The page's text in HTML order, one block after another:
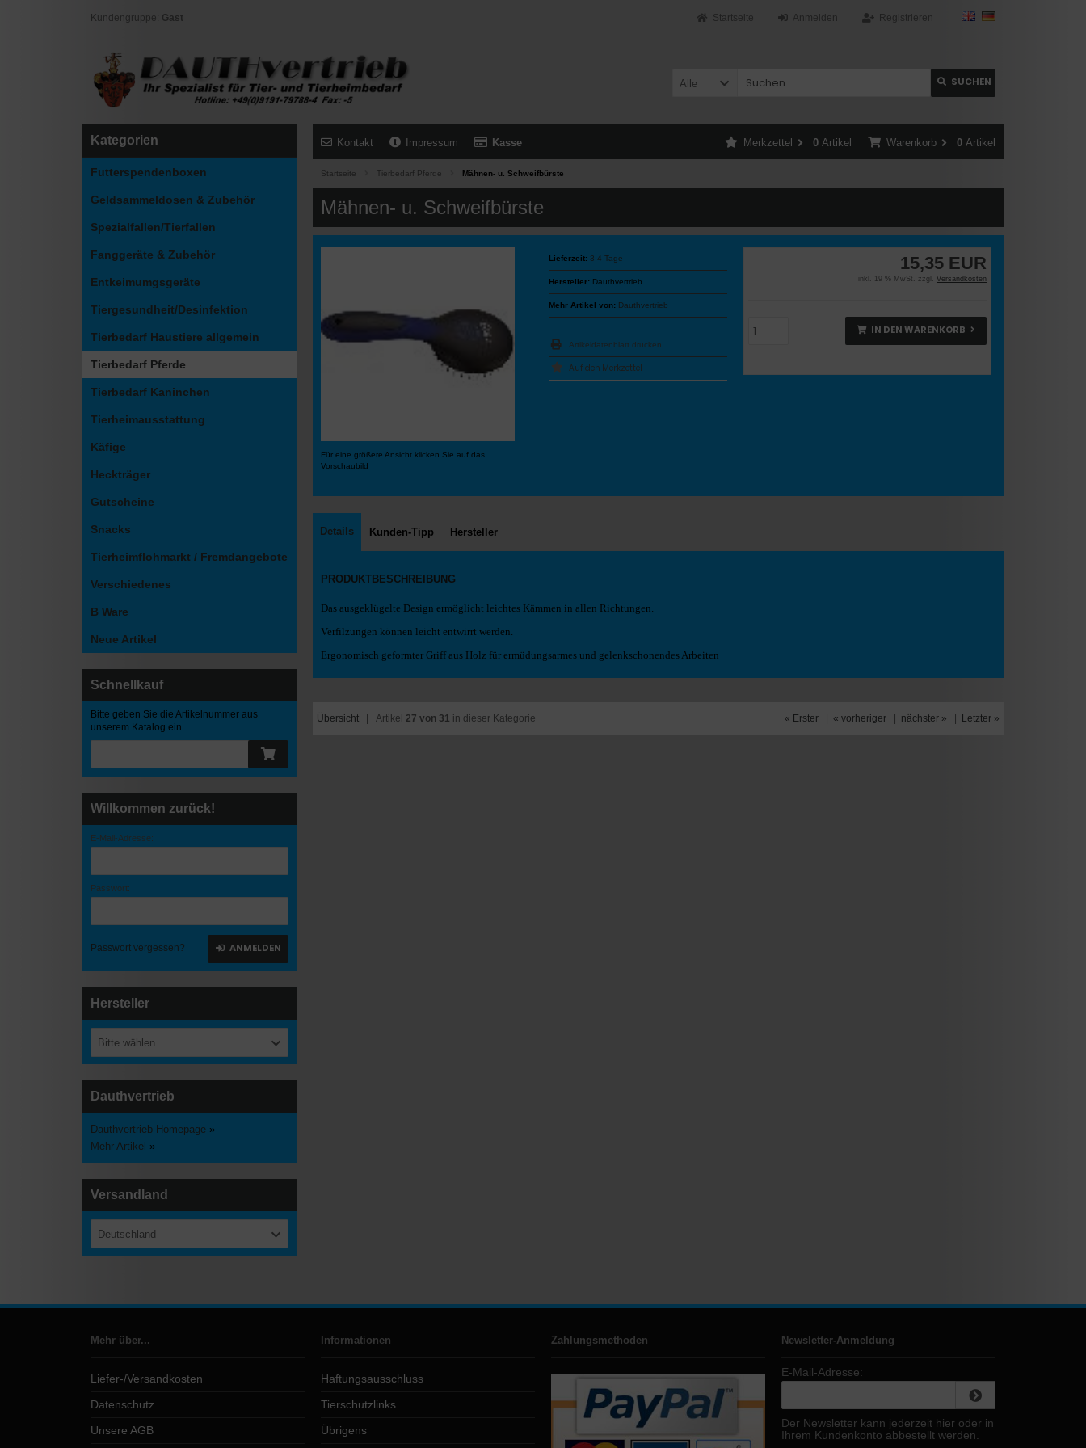
Kundengruppe: Gast Registrieren
Anmelden
Startseite
Alle SUCHEN
Kontakt Impressum Kasse Warenkorb 0 Artikel
Merkzettel 0 Artikel
Startseite Tierbedarf Pferde Mähnen- u. Schweifbürste
Mähnen- u. Schweifbürste
Für eine größere Ansicht klicken Sie auf das
Vorschaubild
15,35 EUR
inkl. 19 % MwSt. zzgl. Versandkosten
IN DEN WARENKORB
Lieferzeit: 3-4 Tage
Hersteller: Dauthvertrieb
Mehr Artikel von: Dauthvertrieb
Artikeldatenblatt drucken
Details Kunden-Tipp Hersteller
PRODUKTBESCHREIBUNG
Das ausgeklügelte Design ermöglicht leichtes Kämmen in allen Richtungen.
Verfilzungen können leicht entwirrt werden.
Ergonomisch geformter Griff aus Holz für ermüdungsarmes und gelenkschonendes Arbeiten
Übersicht | Artikel 27 von 31 in dieser Kategorie « Erster « vorheriger nächster » Letzter »
Kategorien
Futterspendenboxen
Geldsammeldosen & Zubehör
Spezialfallen/Tierfallen
Fanggeräte & Zubehör
Entkeimumgsgeräte
Tiergesundheit/Desinfektion
Tierbedarf Haustiere allgemein
Tierbedarf Pferde
Tierbedarf Kaninchen
Tierheimausstattung
Käfige
Heckträger
Gutscheine
Snacks
Tierheimflohmarkt / Fremdangebote
Verschiedenes
B Ware
Neue Artikel
Schnellkauf
Bitte geben Sie die Artikelnummer aus
unserem Katalog ein.
Willkommen zurück!
E-Mail-Adresse:
Passwort:
Passwort vergessen? ANMELDEN
Hersteller
Bitte wählen
Dauthvertrieb
Dauthvertrieb Homepage »
Mehr Artikel »
Versandland
Deutschland
Mehr über...
Liefer-/Versandkosten
Datenschutz
Unsere AGB
Informationen
Haftungsausschluss
Tierschutzlinks
Übrigens
Zahlungsmethoden Newsletter-Anmeldung
E-Mail-Adresse:
Der Newsletter kann jederzeit hier oder in
Ihrem Kundenkonto abbestellt werden.